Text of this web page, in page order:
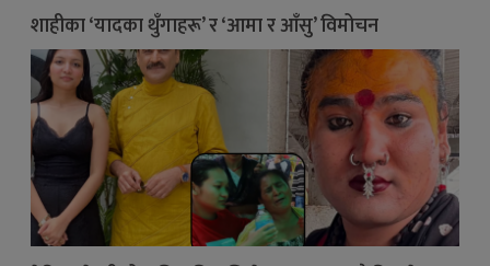
शाहीका ‘यादका थुँगाहरू’ र ‘आमा र आँसु’ विमोचन